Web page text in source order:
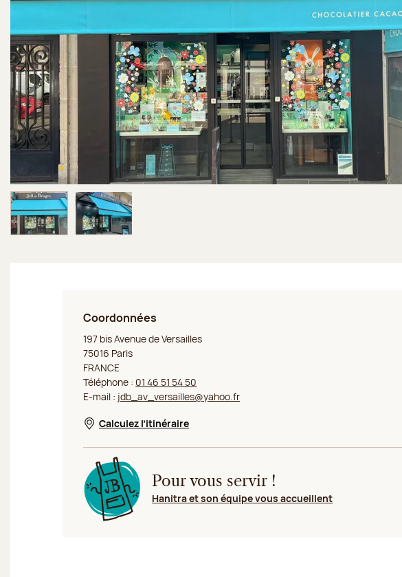
Image 1 sur 2
Coordonnées
Jeff de Bruges Paris Avenue Versailles
197 bis Avenue de Versailles
75016 Paris
FRANCE
Téléphone : 01 46 51 54 50
E-mail : jdb_av_versailles@yahoo.fr
Nouvelle fenêtre
Calculez l’itinéraire
Pour vous servir !
Hanitra et son équipe vous accueillent